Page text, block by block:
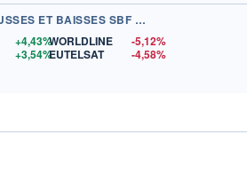
+ FORTES HAUSSES ET BAISSES SBF 120
+4,43%
+3,54%
WORLDLINE
-5,12%
EUTELSAT
-4,58%